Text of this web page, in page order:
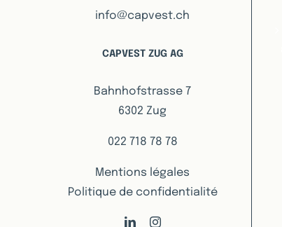
info@capvest.ch
CAPVEST ZUG AG
Bahnhofstrasse 7
6302 Zug
022 718 78 78
Mentions légales
Politique de confidentialité